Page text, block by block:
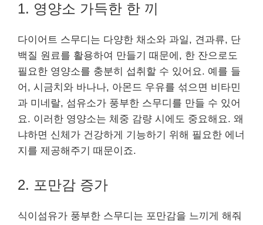
1. 영양소 가득한 한 끼
다이어트 스무디는 다양한 채소와 과일, 견과류, 단
백질 원료를 활용하여 만들기 때문에, 한 잔으로도
필요한 영양소를 충분히 섭취할 수 있어요. 예를 들
어, 시금치와 바나나, 아몬드 우유를 섞으면 비타민
과 미네랄, 섬유소가 풍부한 스무디를 만들 수 있어
요. 이러한 영양소는 체중 감량 시에도 중요해요. 왜
냐하면 신체가 건강하게 기능하기 위해 필요한 에너
지를 제공해주기 때문이죠.
2. 포만감 증가
식이섬유가 풍부한 스무디는 포만감을 느끼게 해줘